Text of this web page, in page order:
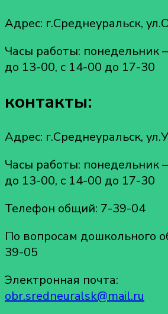
Адрес: г.Среднеуральск,
Часы работы: понедельник
до 13-00, с 14-00 до 17-30
контакты:
Адрес: г.Среднеуральск,
Часы работы: понедельник
до 13-00, с 14-00 до 17-30
Телефон общий: 7-39-04
По вопросам дошкольного
39-05
Электронная почта:
obr.sredneuralsk@mail.ru